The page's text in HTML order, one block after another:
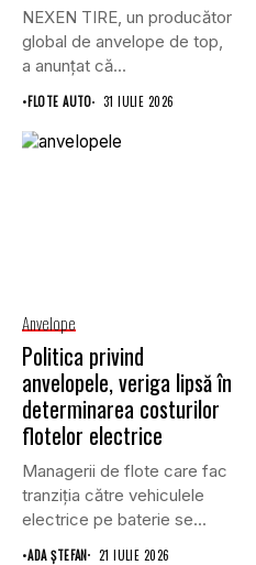
NEXEN TIRE, un producător
global de anvelope de top,
a anunțat că...
•FLOTE AUTO 31 IULIE 2026
Anvelope
Politica privind
anvelopele, veriga lipsă în
determinarea costurilor
flotelor electrice
Managerii de flote care fac
tranziția către vehiculele
electrice pe baterie se...
•ADA ȘTEFAN 21 IULIE 2026